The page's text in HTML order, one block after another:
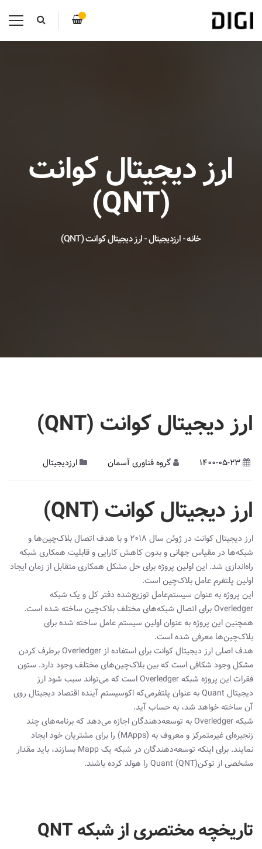
ارز دیجیتال کوانت
(QNT)
خانه-ارزدیجیتال-ارز دیجیتال کوانت (QNT)
ارز دیجیتال کوانت (QNT)
1400-05-23 گروه فناوری آسمان ارزدیجیتال
ارز دیجیتالکوانت (QNT)
ارز دیجیتال کوانت در ژوئن سال 2018 و با هدف اتصال بلاک‌چین‌ها و
شبکه‌ها در مقیاس جهانی و بدون کاهش کارایی و قابلیت همکاری شبکه
راه‌اندازی شد. این اولین پروژه برای حل مشکل همکاری متقابل از زمان ایجاد
اولین پلتفرم عامل بلاک‌چین است.
این پروژه به عنوان سیستم‌عامل توزیع‌شده دفتر کل و یک شبکه
Overledger برای اتصال شبکه‌های مختلف بلاک‌چین ساخته شده است.
همچنین این پروژه به عنوان اولین سیستم عامل ساخته شده برای
بلاک‌چین‌ها معرفی شده است.
هدف اصلی ارز دیجیتال کوانت برای استفاده از Overledger برطرف کردن
مشکل وجود شکافی است که بین بلاک‌چین‌های مختلف وجود دارد. ستون
فقرات این پروژه شبکه Overledger است که می‌تواند سبب شود ارز
دیجیتال Quant به عنوان پلتفرمی‌که اکوسیستم آینده اقتصاد دیجیتال روی
آن ساخته خواهد شد، به حساب آید.
شبکه Overledger به توسعه‌دهندگان اجازه می‌دهد که برنامه‌های چند
زنجیره‌ای غیرمتمرکز و معروف به (MApps) را برای مشتریان خود ایجاد
نمایند. برای اینکه توسعه‌دهندگان در شبکه یک Mapp بسازند، باید مقدار
مشخصی از توکنQuant (QNT) را هولد کرده باشند.
تاریخچه مختصری از شبکه QNT